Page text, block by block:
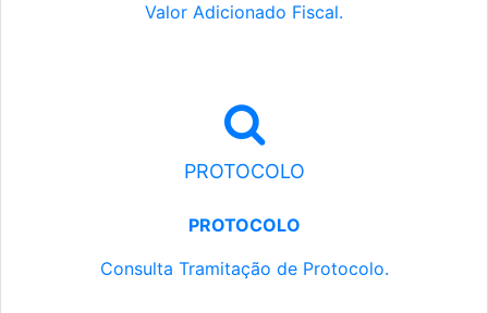
Valor Adicionado Fiscal.
PROTOCOLO
PROTOCOLO
Consulta Tramitação de Protocolo.